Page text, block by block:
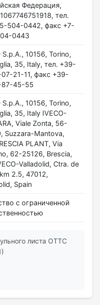
Федерация,
тел.
504-0442, факс +7-
0443
S.p.A., 10156, Torino,
35, Italy, тел. +39-
21-11, факс +39-
87-45-55
S.p.A., 10156, Torino,
35, Italy IVECO-
Viale Zonta, 56-
Suzzara-Mantova,
PLANT, Via
62-25126, Brescia,
Valladolid, Ctra. de
2.5, 47012,
Spain
с ограниченной
листа ОТТС